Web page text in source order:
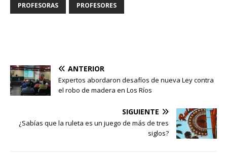
PROFESORAS PROFESORES
ANTERIOR
Expertos abordaron desafíos de nueva Ley contra
el robo de madera en Los Ríos
SIGUIENTE
¿Sabías que la ruleta es un juego de más de tres
siglos?